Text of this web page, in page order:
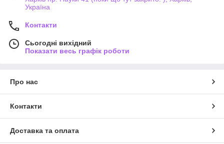
Україна
Контакти
Сьогодні вихідний
Показати весь графік роботи
Про нас
Контакти
Доставка та оплата